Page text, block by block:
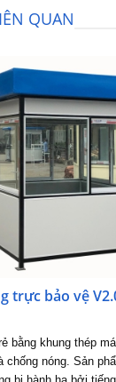
QUAN
trực bảo vệ
bằng khung thép
chống nóng. Sản